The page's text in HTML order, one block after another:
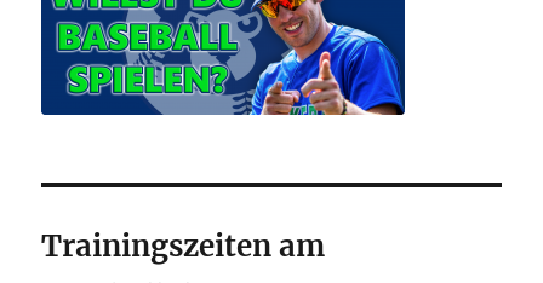
Trainingszeiten am